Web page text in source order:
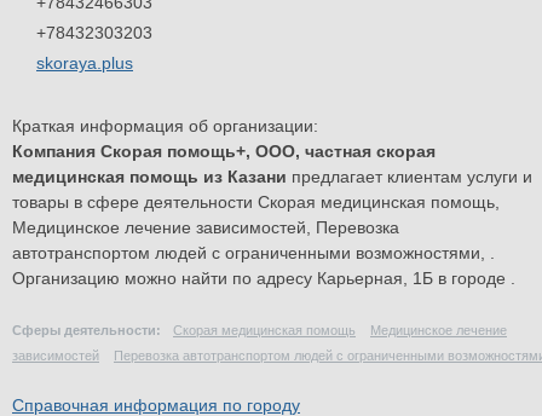
+78432303203
skoraya.plus
Краткая информация об организации:
Компания Скорая помощь+, ООО, частная скорая
медицинская помощь из Казани предлагает клиентам услуги и
товары в сфере деятельности Скорая медицинская помощь
Медицинское лечение зависимостей
Перевозка
автотранспортом людей с ограниченными возможностями
Организацию можно найти по адресу Карьерная, 1Б в городе .
Сферы деятельности: Скорая медицинская помощь
Медицинское лечение
зависимостей
Перевозка автотранспортом людей с ограниченными
Справочная информация по городу